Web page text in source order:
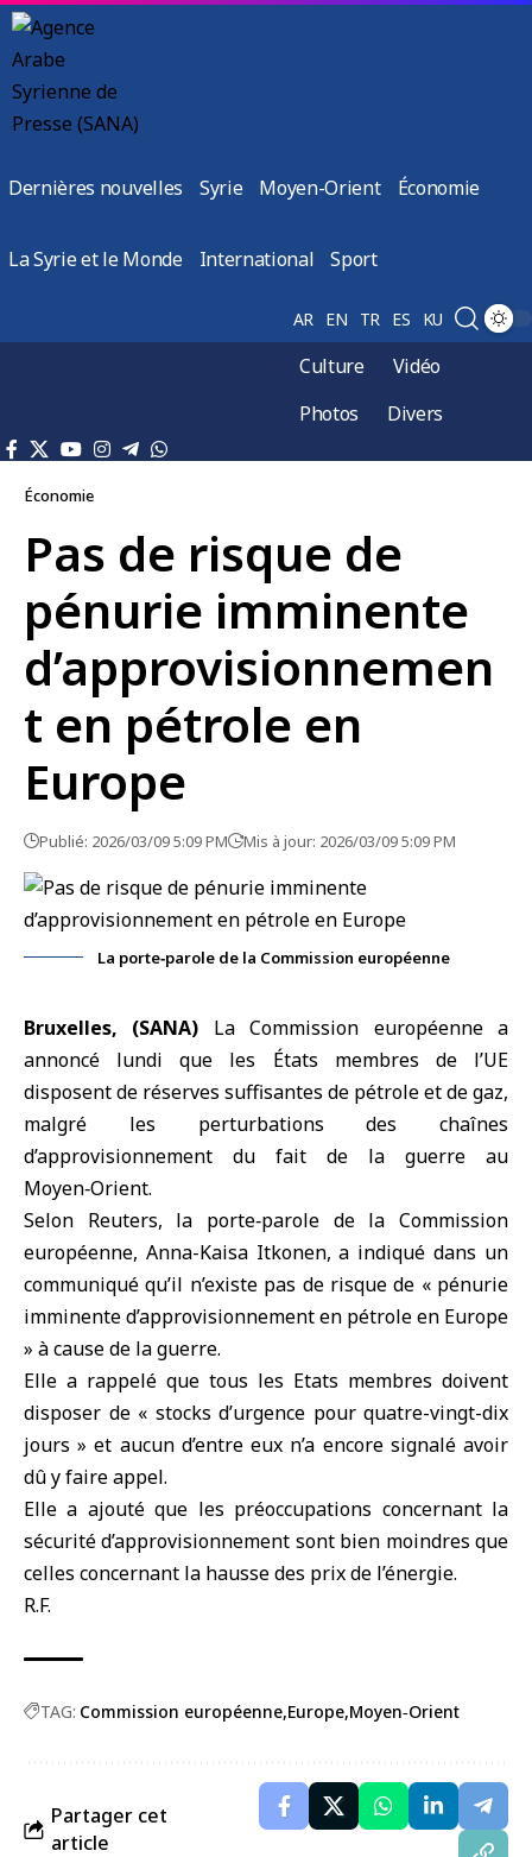
Dernières nouvelles Syrie Moyen-Orient Économie
La Syrie et le Monde International Sport
AR EN TR ES KU
Culture
Vidéo
Photos
Divers
Économie
Pas de risque de
pénurie imminente
d’approvisionnemen
t en pétrole en
Europe
Publié: 2026/03/09 5:09 PM Mis à jour: 2026/03/09 5:09 PM
La porte‑parole de la Commission européenne
Bruxelles, (SANA) La Commission européenne a
annoncé lundi que les États membres de l’UE
disposent de réserves suffisantes de pétrole et de gaz,
malgré les perturbations des chaînes
d’approvisionnement du fait de la guerre au
Moyen‑Orient.
Selon Reuters, la porte‑parole de la Commission
européenne, Anna-Kaisa Itkonen, a indiqué dans un
communiqué qu’il n’existe pas de risque de « pénurie
imminente d’approvisionnement en pétrole en Europe
» à cause de la guerre.
Elle a rappelé que tous les Etats membres doivent
disposer de « stocks d’urgence pour quatre-vingt-dix
jours » et aucun d’entre eux n’a encore signalé avoir
dû y faire appel.
Elle a ajouté que les préoccupations concernant la
sécurité d’approvisionnement sont bien moindres que
celles concernant la hausse des prix de l’énergie.
R.F.
TAG: Commission européenne Europe Moyen‑Orient
Partager cet
article